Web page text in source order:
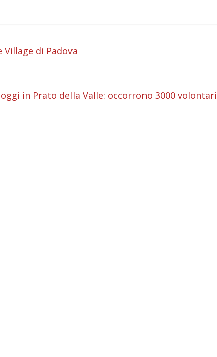
di Padova
in Prato della Valle: occorrono 3000 volontari